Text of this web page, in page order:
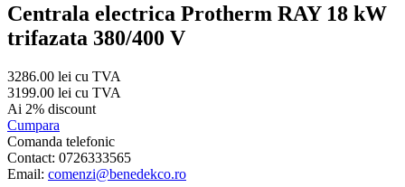
Centrala electrica Protherm RAY 18 kW
trifazata 380/400 V
3286.00 lei cu TVA
3199.00 lei cu TVA
Ai 2% discount
Cumpara
Comanda telefonic
Contact: 0726333565
Email: comenzi@benedekco.ro